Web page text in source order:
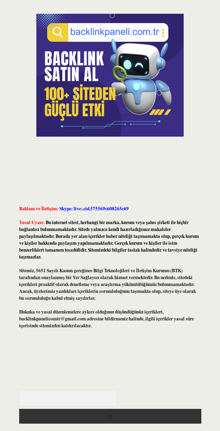
Reklam ve İletişim:Skype: live:.cid.575569c608265c69
Yasal Uyarı:Bu internet sitesi, herhangi bir marka, kurum veya şahıs şirketi ile hiçbir
bağlantısı bulunmamaktadır. Sitede yalnızca kendi hazırladığımız makaleler
paylaşılmaktadır. Burada yer alan içerikler haber niteliği taşımamakta olup, gerçek kurum
ve kişiler hakkında paylaşım yapılmamaktadır. Gerçek kurum ve kişiler ile isim
benzerlikleri tamamen tesadüfidir. Sitemizdeki bilgiler taslak halindedir ve tavsiye niteliği
taşımazlar.
Sitemiz, 5651 Sayılı Kanun gereğince Bilgi Teknolojileri ve İletişim Kurumu (BTK)
tarafından onaylanmış bir Yer Sağlayıcı olarak hizmet vermektedir. Bu nedenle, sitedeki
içerikleri proaktif olarak denetleme veya araştırma yükümlülüğümüz bulunmamaktadır.
Ancak, üyelerimiz yazdıkları içeriklerin sorumluluğunu taşımakta olup, siteye üye olarak
bu sorumluluğu kabul etmiş sayılırlar.
Hukuka ve yasal düzenlemelere aykırı olduğunu düşündüğünüz içerikleri,
backlinkpanelicomtr@gmail.comadresine bildirmeniz halinde, ilgili içerikler yasal süre
içerisinde sitemizden kaldırılacaktır.